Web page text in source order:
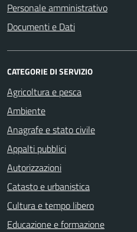
Personale amministrativo
Documenti e Dati
CATEGORIE DI SERVIZIO
Agricoltura e pesca
Ambiente
Anagrafe e stato civile
Appalti pubblici
Autorizzazioni
Catasto e urbanistica
Cultura e tempo libero
Educazione e formazione